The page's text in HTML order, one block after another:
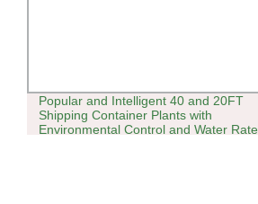
Popular and Intelligent 40 and 20FT
Shipping Container Plants with
Environmental Control and Water Rate